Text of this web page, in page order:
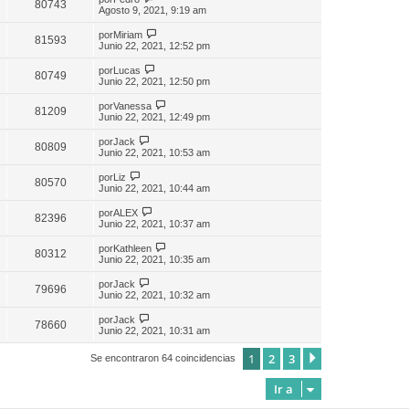
80743
Agosto 9, 2021, 9:19 am
81593 porMiriam
Junio 22, 2021, 12:52 pm
80749 porLucas
Junio 22, 2021, 12:50 pm
81209 porVanessa
Junio 22, 2021, 12:49 pm
80809 porJack
Junio 22, 2021, 10:53 am
80570 porLiz
Junio 22, 2021, 10:44 am
82396 porALEX
Junio 22, 2021, 10:37 am
80312 porKathleen
Junio 22, 2021, 10:35 am
79696 porJack
Junio 22, 2021, 10:32 am
78660 porJack
Junio 22, 2021, 10:31 am
Se encontraron 64 coincidencias 1 2 3
Ir a